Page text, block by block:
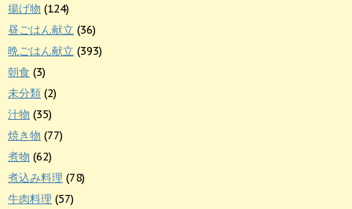
揚げ物 (124)
昼ごはん献立 (36)
晩ごはん献立 (393)
朝食 (3)
未分類 (2)
汁物 (35)
焼き物 (77)
煮物 (62)
煮込み料理 (78)
牛肉料理 (57)